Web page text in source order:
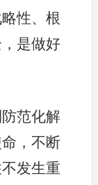
性、根
是做好
范化解
，不断
发生重